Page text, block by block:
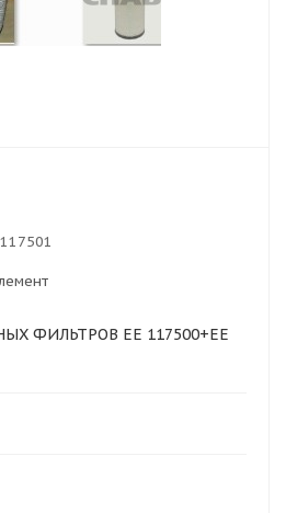
ФИЛЬТРОВ ЕЕ 117500+EE